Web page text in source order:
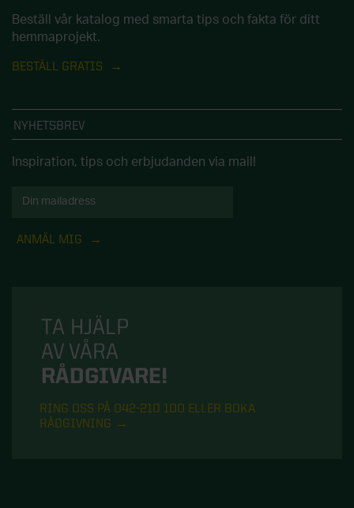
Beställ vår katalog med smarta tips och fakta för ditt
hemmaprojekt.
BESTÄLL GRATIS
NYHETSBREV
Inspiration, tips och erbjudanden via mail!
ANMÄL MIG
TA HJÄLP
AV VÅRA
RÅDGIVARE!
RING OSS PÅ 042-210 100 ELLER BOKA
RÅDGIVNING